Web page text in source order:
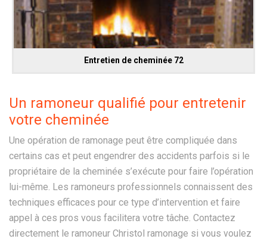
Entretien de cheminée 72
Un ramoneur qualifié pour entretenir
votre cheminée
Une opération de ramonage peut être compliquée dans
certains cas et peut engendrer des accidents parfois si le
propriétaire de la cheminée s’exécute pour faire l’opération
lui-même. Les ramoneurs professionnels connaissent des
techniques efficaces pour ce type d’intervention et faire
appel à ces pros vous facilitera votre tâche. Contactez
directement le ramoneur Christol ramonage si vous voulez